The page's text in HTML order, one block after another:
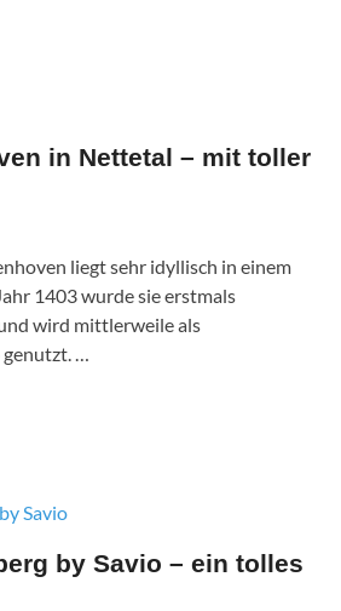
in Nettetal – mit toller
liegt sehr idyllisch in einem
1403 wurde sie erstmals
wird mittlerweile als
…
by Savio – ein tolles